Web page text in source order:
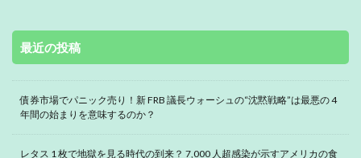
最近の投稿
債券市場でパニック売り！新 FRB 議長ウォーシュの“沈黙戦略”は最悪の 4
年間の始まりを意味するのか？
レタス 1 枚で地獄を見る時代の到来？ 7,000 人超感染が示すアメリカの食